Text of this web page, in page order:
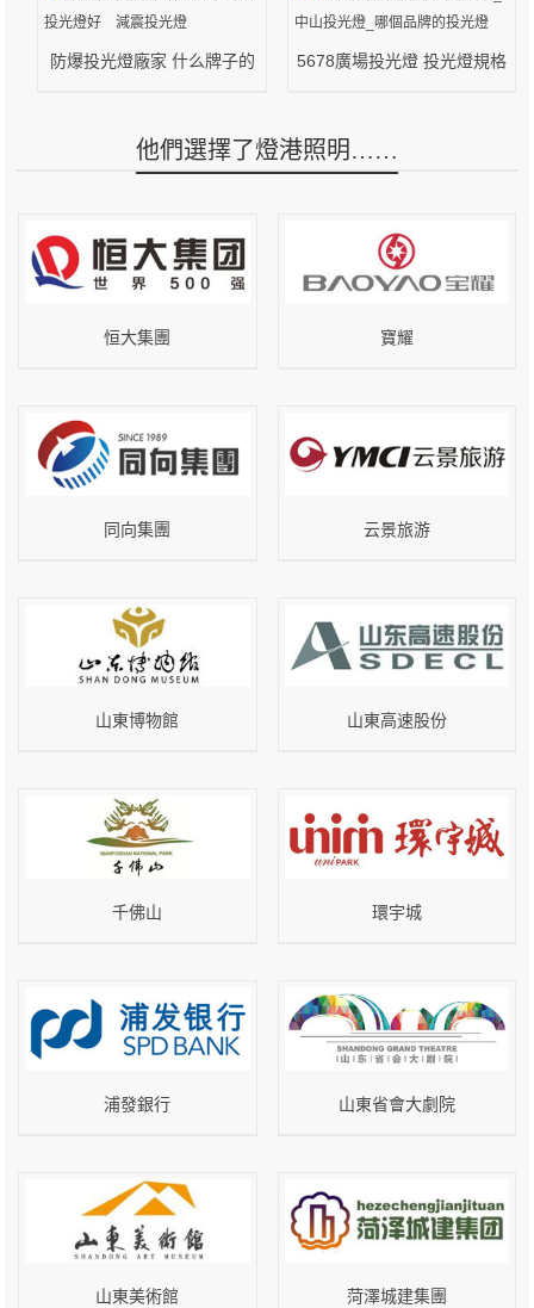
防爆投光燈廠家 什么牌子的
5678廣場投光燈 投光燈規格
他們選擇了燈港照明……
恒大集團 寶耀
同向集團 云景旅游
山東博物館 山東高速股份
千佛山 環宇城
浦發銀行 山東省會大劇院
山東美術館 菏澤城建集團